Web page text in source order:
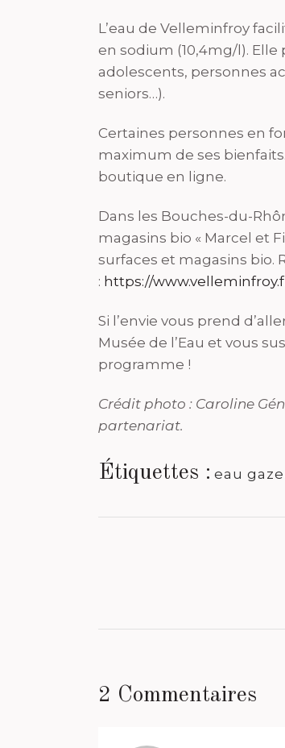
L’eau de Velleminfroy
en sodium (10,4mg/l). Elle
adolescents, personnes
seniors…).
Certaines personnes en
maximum de ses
boutique en ligne.
Dans les Bouches-du-
magasins bio « Marcel et
surfaces et magasins bio.
: https://
Si l’envie vous prend
Musée de l’Eau et vous
programme !
Crédit photo : Caroline
partenariat.
Étiquettes : eau
2 Commentaires